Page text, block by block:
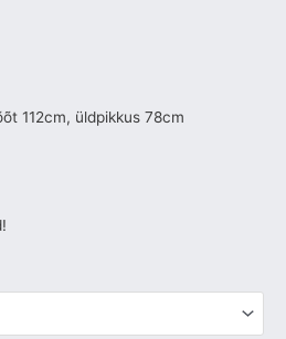
112cm, üldpikkus 78cm